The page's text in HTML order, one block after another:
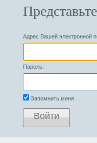
Адрес Вашей электронной
Пароль:
Запомнить меня
Войти